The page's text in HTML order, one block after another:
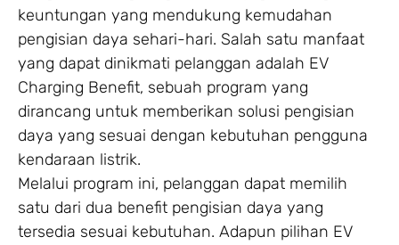
keuntungan yang mendukung kemudahan
pengisian daya sehari-hari. Salah satu manfaat
yang dapat dinikmati pelanggan adalah EV
Charging Benefit, sebuah program yang
dirancang untuk memberikan solusi pengisian
daya yang sesuai dengan kebutuhan pengguna
kendaraan listrik.
Melalui program ini, pelanggan dapat memilih
satu dari dua benefit pengisian daya yang
tersedia sesuai kebutuhan. Adapun pilihan EV